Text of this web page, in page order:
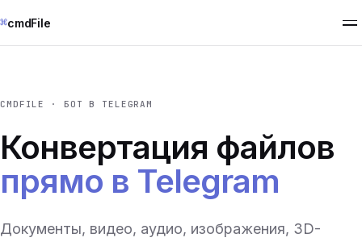
⌘cmdFile
CMDFILE · БОТ В TELEGRAM
Конвертация файлов
прямо в Telegram
Документы, видео, аудио, изображения, 3D-